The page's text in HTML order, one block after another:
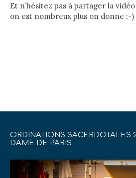
Et n’hésitez pas à partager la
on est nombreux plus on donne ;-)
ORDINATIONS SACERDOTALES
DAME DE PARIS